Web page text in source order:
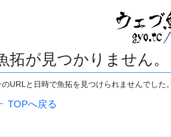
拓が見つかりません。
のURLと日時で魚拓を見つけられませんでした。
TOPへ戻る